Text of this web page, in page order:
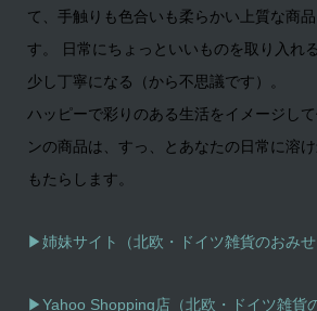
て、手触りも色合いも柔らかい上質な商
す。 日常にちょっといいものを取り入れ
少し丁寧になる（から不思議です）。
ハッピーで彩りのある生活をイメージし
ンの商品は、すっ、とあなたの日常に溶
もたらします。
▶姉妹サイト（北欧・ドイツ雑貨のおみせ
▶Yahoo Shopping店（北欧・ドイツ雑貨